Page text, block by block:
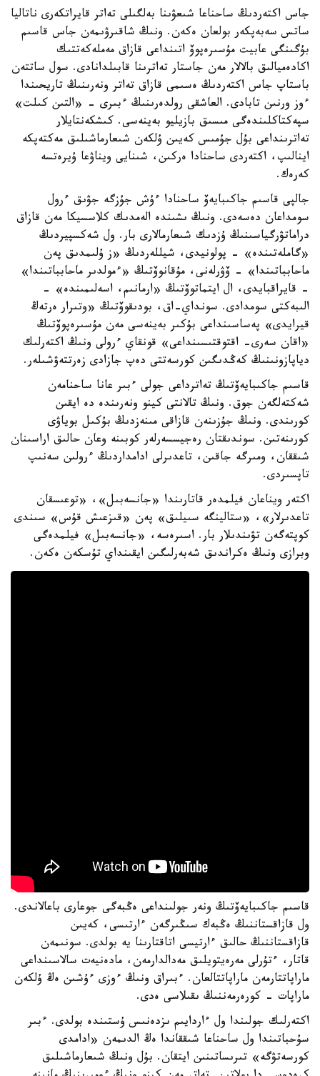
جاس اكتەردىڭ ساحناعا شىعۋىنا بەلگىلى تەاتر قايراتكەرى ناتاليا
ساتس سەبەپكەر بولعان ەكەن. ونىڭ شاقىرۋىمەن جاس قاسىم
بۇگىنگى عابيت مۇسىرەپوۆ اتىنداعى قازاق مەملەكەتتىك
اكادەميالىق بالالار مەن جاستار تەاترىنا قابىلدانادى. سول ساتتەن
باستاپ جاس اكتەردىڭ ەسىمى قازاق تەاتر ونەرىنىڭ تاريحىندا
ءوز ورنىن تابادى. العاشقى رولدەرىنىڭ ءبىرى - «التىن كىلت»
سپەكتاكلىندەگى مىسىق بازيليو بەينەسى. كىشكەنتايلار
تەاترىنداعى بۇل جۇمىس كەيىن ۇلكەن شىعارماشىلىق مەكتەپكە
اينالىپ، اكتەردى ساحنادا ەركىن، شىنايى ويناۋعا ۇيرەتسە
كەرەك.
جالپى قاسىم جاكىبايەۆ ساحنادا ءۇش جۇزگە جۋىق ءرول
سومداعان دەسەدى. ونىڭ ىشىندە الەمدىك كلاسسيكا مەن قازاق
دراماتۋرگياسىنىڭ ۇزدىك شىعارمالارى بار. ول شەكسپيردىڭ
«گاملەتىندە» - پولونيدى، شيللەردىڭ «ز ۇلىمدىق پەن
ماحابباتىندا» - ۆۋرلەنى، مۇقانوۆتىڭ «ءمولدىر ماحابباتىندا»
- قايراقبايدى، ال ايتماتوۆتىڭ «ارمانىم، اسەلىمىندە» -
الىبەكتى سومدادى. سونداي-اق، بودىقوۆتىڭ «وتىرار ەرتەڭ
قيرايدى» پەساسىنداعى بۇكىر بەينەسى مەن مۇسىرەپوۆتىڭ
«اقان سەرى- اقتوقتىسىنداعى» قونقاي ءرولى ونىڭ اكتەرلىك
دياپازونىنىڭ كەڭدىگىن كورسەتتى دەپ جازادى زەرتتەۋشىلەر.
قاسىم جاكىبايەۆتىڭ تەاترداعى جولى ءبىر عانا ساحنامەن
شەكتەلگەن جوق. ونىڭ تالانتى كينو ونەرىندە دە ايقىن
كورىندى. ونىڭ جۇزىنەن قازاقى مىنەزدىڭ بۇكىل بوياۋى
كورىنەتىن. سوندىقتان رەجيسسەرلەر كوبىنە وعان حالىق اراسىنان
شىققان، ومىرگە جاقىن، تاعدىرلى ادامداردىڭ ءرولىن سەنىپ
تاپسىردى.
اكتەر ويناعان فيلمدەر قاتارىندا «جانسەبىل»، «توعىسقان
تاعدىرلار»، «ستالينگە سىيلىق» پەن «قىزعىش قۇس» سىندى
كوپتەگەن تۋىندىلار بار. اسىرەسە، «جانسەبىل» فيلمدەگى
وبرازى ونىڭ ەكراندىق شەبەرلىگىن ايقىنداي تۇسكەن ەكەن.
قاسىم جاكىبايەۆتىڭ ونەر جولىنداعى ەڭبەگى جوعارى باعالاندى.
ول قازاقستاننىڭ ەڭبەك سىڭىرگەن ءارتىسى، كەيىن
قازاقستاننىڭ حالىق ءارتيسى اتاقتارىنا يە بولدى. سونىمەن
قاتار، ءتۇرلى مەرەيتويلىق مەدالدارمەن، مادەنيەت سالاسىنداعى
ماراپاتتارمەن ماراپاتتالعان. ءبىراق ونىڭ ءوزى ءۇشىن ەڭ ۇلكەن
ماراپات - كورەرمەننىڭ ىقىلاسى ەدى.
اكتەرلىك جولىندا ول ءاردايىم ىزدەنىس ۇستىندە بولدى. ءبىر
سۇحباتىندا ول ساحناعا شىققاندا ەڭ الدىمەن «ادامدى
كورسەتۋگە» تىرىساتىنىن ايتقان. بۇل ونىڭ شىعارماشىلىق